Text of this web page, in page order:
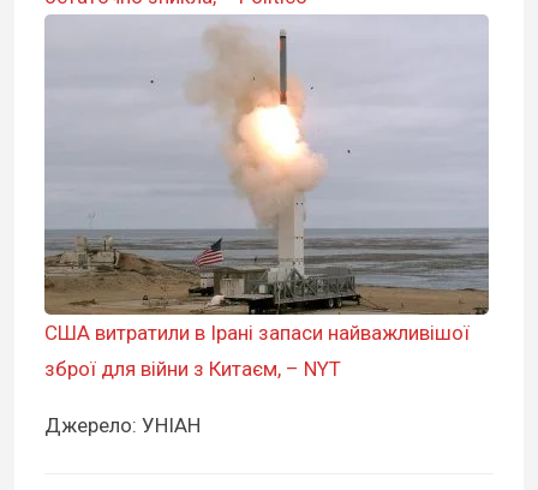
США витратили в Ірані запаси найважливішої
зброї для війни з Китаєм, – NYT
Джерело: УНІАН